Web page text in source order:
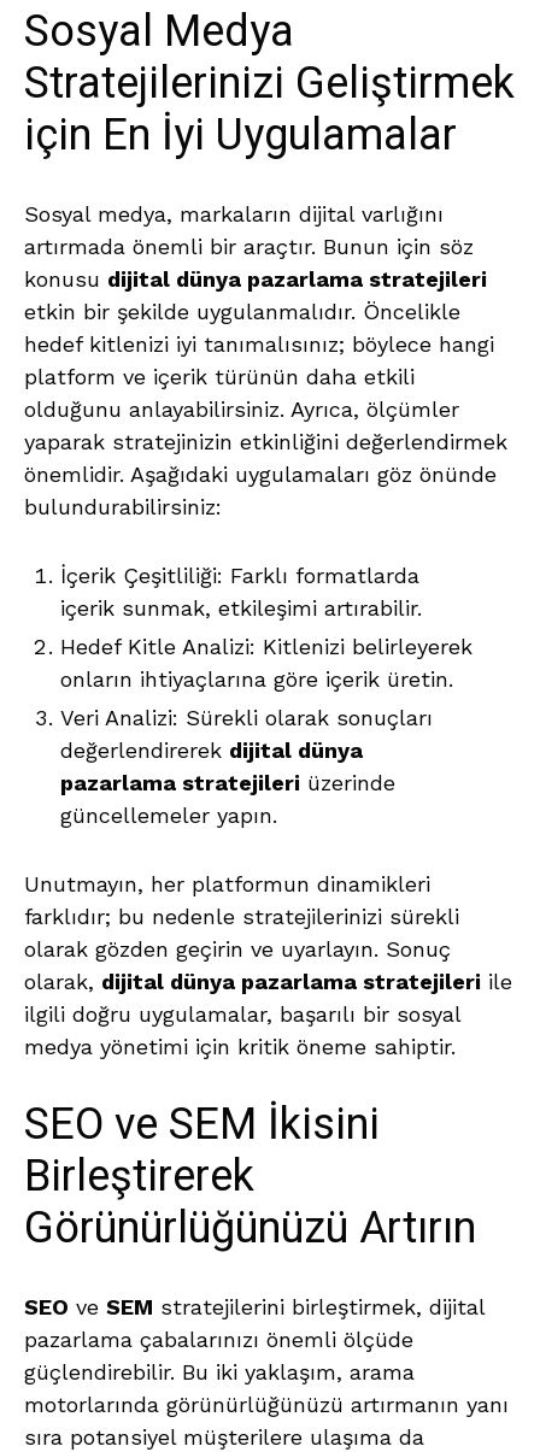
Sosyal Medya
Stratejilerinizi Geliştirmek
için En İyi Uygulamalar
Sosyal medya, markaların dijital varlığını
artırmada önemli bir araçtır. Bunun için söz
konusu dijital dünya pazarlama stratejileri
etkin bir şekilde uygulanmalıdır. Öncelikle
hedef kitlenizi iyi tanımalısınız; böylece hangi
platform ve içerik türünün daha etkili
olduğunu anlayabilirsiniz. Ayrıca, ölçümler
yaparak stratejinizin etkinliğini değerlendirmek
önemlidir. Aşağıdaki uygulamaları göz önünde
bulundurabilirsiniz:
İçerik Çeşitliliği: Farklı formatlarda
içerik sunmak, etkileşimi artırabilir.
Hedef Kitle Analizi: Kitlenizi belirleyerek
onların ihtiyaçlarına göre içerik üretin.
Veri Analizi: Sürekli olarak sonuçları
değerlendirerek dijital dünya
pazarlama stratejileri üzerinde
güncellemeler yapın.
Unutmayın, her platformun dinamikleri
farklıdır; bu nedenle stratejilerinizi sürekli
olarak gözden geçirin ve uyarlayın. Sonuç
olarak, dijital dünya pazarlama stratejileri ile
ilgili doğru uygulamalar, başarılı bir sosyal
medya yönetimi için kritik öneme sahiptir.
SEO ve SEM İkisini
Birleştirerek
Görünürlüğünüzü Artırın
SEO ve SEM stratejilerini birleştirmek, dijital
pazarlama çabalarınızı önemli ölçüde
güçlendirebilir. Bu iki yaklaşım, arama
motorlarında görünürlüğünüzü artırmanın yanı
sıra potansiyel müşterilere ulaşıma da